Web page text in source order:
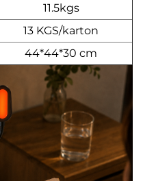
11.5kgs
13 KGS/karton
44*44*30 cm